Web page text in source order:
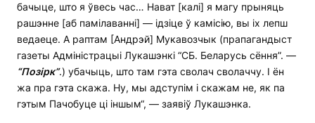
бачыце, што я ўвесь час… Нават [калі] я магу прыняць
рашэнне [аб памілаванні] — ідзіце ў камісію, вы іх лепш
ведаеце. А раптам [Андрэй] Мукавозчык (прапагандыст
газеты Адміністрацыі Лукашэнкі “СБ. Беларусь сёння”. —
“Позірк”.) убачыць, што там гэта сволач сволаччу. І ён
жа пра гэта скажа. Ну, мы адступім і скажам не, як па
гэтым Пачобуце ці іншым“, — заявіў Лукашэнка.